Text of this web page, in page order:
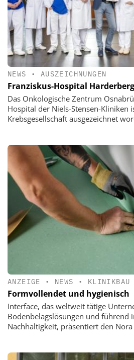
NEWS • AUSZEICHNUNGEN
Franziskus-Hospital
Das Onkologische Zentrum
Hospital der Niels-Stensen-Kliniken
Krebsgesellschaft ausgezeichnet
ANZEIGE • NEWS • KLINIKBAU
Formvollendet und hygienisch
Interface, das weltweit tätige
Bodenbelagslösungen und führend
Nachhaltigkeit, präsentiert den